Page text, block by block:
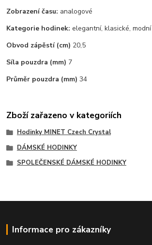
Zobrazení času: analogové
Kategorie hodinek: elegantní, klasické, modní
Obvod zápěstí (cm) 20,5
Síla pouzdra (mm) 7
Průměr pouzdra (mm) 34
Zboží zařazeno v kategoriích
Hodinky MINET Czech Crystal
DÁMSKÉ HODINKY
SPOLEČENSKÉ DÁMSKÉ HODINKY
Informace pro zákazníky